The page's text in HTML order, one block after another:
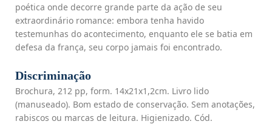
poética onde decorre grande parte da ação de seu
extraordinário romance: embora tenha havido
testemunhas do acontecimento, enquanto ele se batia em
defesa da frança, seu corpo jamais foi encontrado.
Discriminação
Brochura, 212 pp, form. 14x21x1,2cm. Livro lido
(manuseado). Bom estado de conservação. Sem anotações,
rabiscos ou marcas de leitura. Higienizado. Cód.